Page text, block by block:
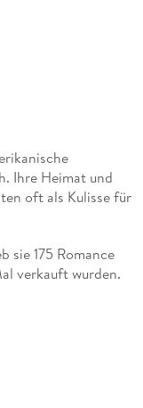
Ihre Heimat und
oft als Kulisse für
sie 175 Romance
verkauft wurden.